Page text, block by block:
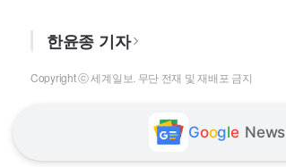
한윤종 기자
Copyright ⓒ 세계일보. 무단 전재 및 재배포 금지
Google News